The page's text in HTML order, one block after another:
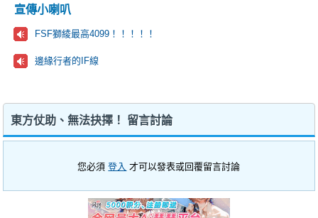
宣傳小喇叭
FSF獅綾最高4099！！！！！
邊緣行者的IF線
東方仗助、無法抉擇！ 留言討論
您必須登入 才可以發表或回覆留言討論